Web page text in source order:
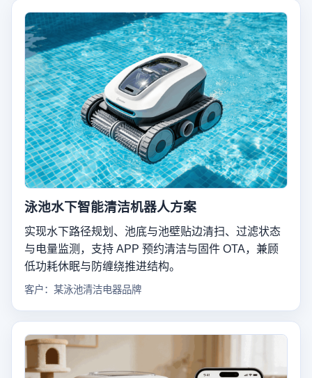
泳池水下智能清洁机器人方案
实现水下路径规划、池底与池壁贴边清扫、过滤状态
与电量监测，支持 APP 预约清洁与固件 OTA，兼顾
低功耗休眠与防缠绕推进结构。
客户：某泳池清洁电器品牌